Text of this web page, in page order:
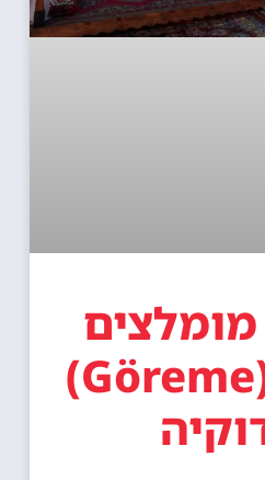
בגורמה (Göreme)